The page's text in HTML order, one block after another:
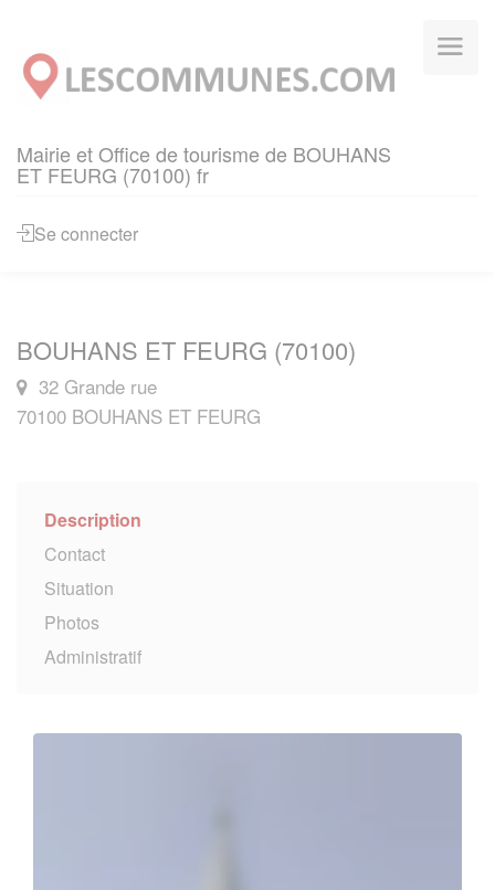
Mairie et Office de tourisme de BOUHANS
ET FEURG (70100) fr
Se connecter
BOUHANS ET FEURG (70100)
32 Grande rue
70100 BOUHANS ET FEURG
Description
Contact
Situation
Photos
Administratif